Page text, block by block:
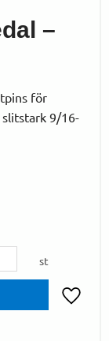
–
för
9/16-
st